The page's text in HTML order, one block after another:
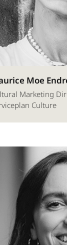
Moe
Marketing
Culture